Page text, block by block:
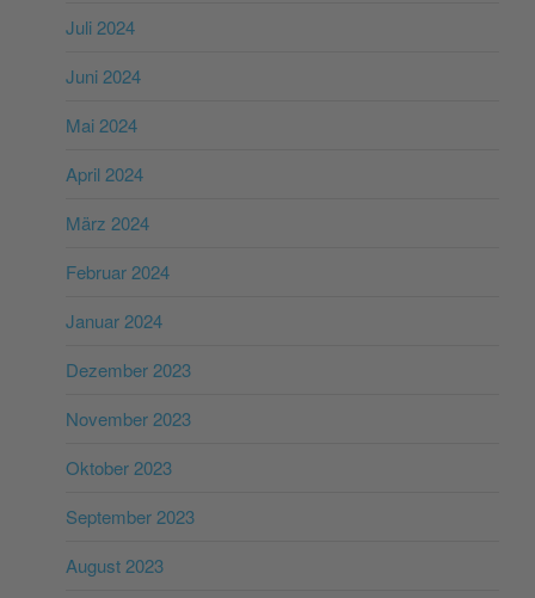
Juli 2024
Juni 2024
Mai 2024
April 2024
März 2024
Februar 2024
Januar 2024
Dezember 2023
November 2023
Oktober 2023
September 2023
August 2023